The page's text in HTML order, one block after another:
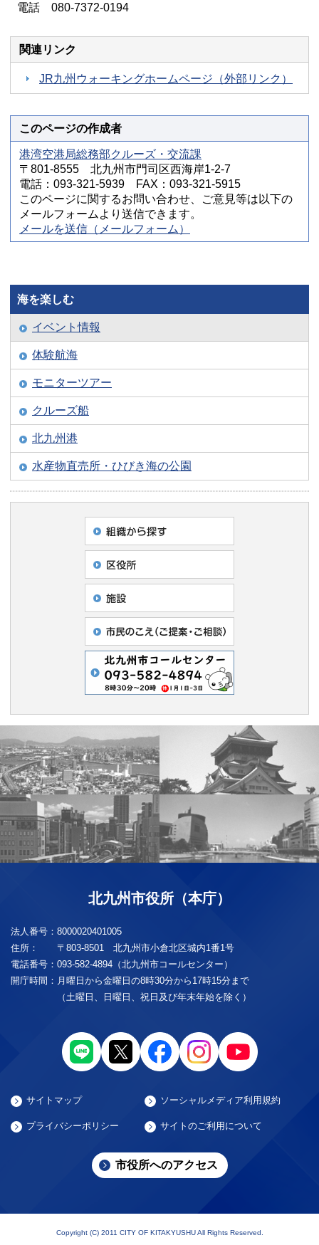
電話 080-7372-0194
関連リンク
JR九州ウォーキングホームページ（外部リンク）
このページの作成者
港湾空港局総務部クルーズ・交流課
〒801-8555 北九州市門司区西海岸1-2-7
電話：093-321-5939 FAX：093-321-5915
このページに関するお問い合わせ、ご意見等は以下の
メールフォームより送信できます。
メールを送信（メールフォーム）
海を楽しむ
イベント情報
体験航海
モニターツアー
クルーズ船
北九州港
水産物直売所・ひびき海の公園
北九州市役所（本庁）
法人番号： 8000020401005
住所：
〒803-8501 北九州市小倉北区城内1番1号
電話番号： 093-582-4894（北九州市コールセンター）
開庁時間： 月曜日から金曜日の8時30分から17時15分まで
（土曜日、日曜日、祝日及び年末年始を除く）
サイトマップ ソーシャルメディア利用規約
プライバシーポリシー サイトのご利用について
市役所へのアクセス
Copyright (C) 2011 CITY OF KITAKYUSHU All Rights Reserved.